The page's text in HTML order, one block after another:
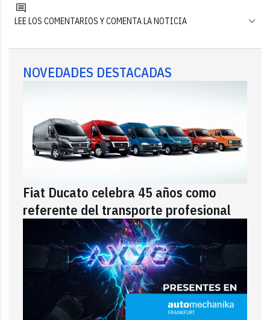
LEE LOS COMENTARIOS Y COMENTA LA NOTICIA
NOVEDADES DESTACADAS
Fiat Ducato celebra 45 años como
referente del transporte profesional